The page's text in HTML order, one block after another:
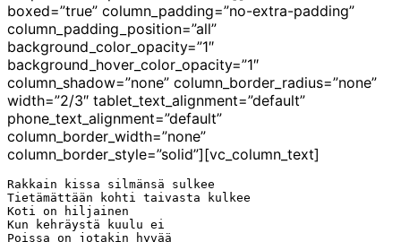
boxed=”true” column_padding=”no-extra-padding”
column_padding_position=”all”
background_color_opacity=”1″
background_hover_color_opacity=”1″
column_shadow=”none” column_border_radius=”none”
width=”2/3″ tablet_text_alignment=”default”
phone_text_alignment=”default”
column_border_width=”none”
column_border_style=”solid”][vc_column_text]
Rakkain kissa silmänsä sulkee
Tietämättään kohti taivasta kulkee
Koti on hiljainen
Kun kehräystä kuulu ei
Poissa on jotakin hyvää